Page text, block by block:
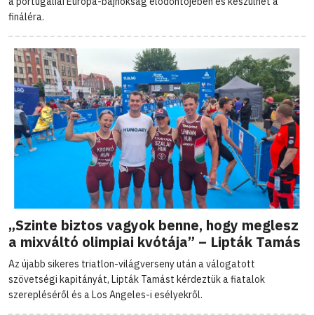
fináléra.
„Szinte biztos vagyok benne, hogy meglesz
a mixváltó olimpiai kvótája” – Lipták Tamás
Az újabb sikeres triatlon-világverseny után a válogatott
szövetségi kapitányát, Lipták Tamást kérdeztük a fiatalok
szerepléséről és a Los Angeles-i esélyekről.